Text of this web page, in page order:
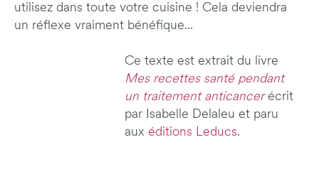
utilisez dans toute votre cuisine ! Cela deviendra
un réflexe vraiment bénéfique...
Ce texte est extrait du livre
Mes recettes santé pendant
un traitement anticancer écrit
par Isabelle Delaleu et paru
aux éditions Leducs.